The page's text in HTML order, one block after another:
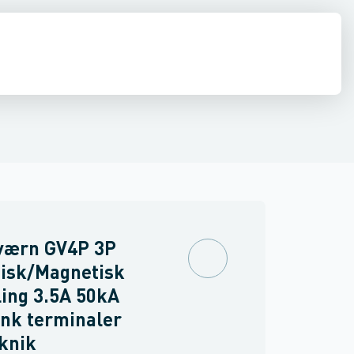
GV4P 3P
Magnetisk
3.5A 50kA
terminaler